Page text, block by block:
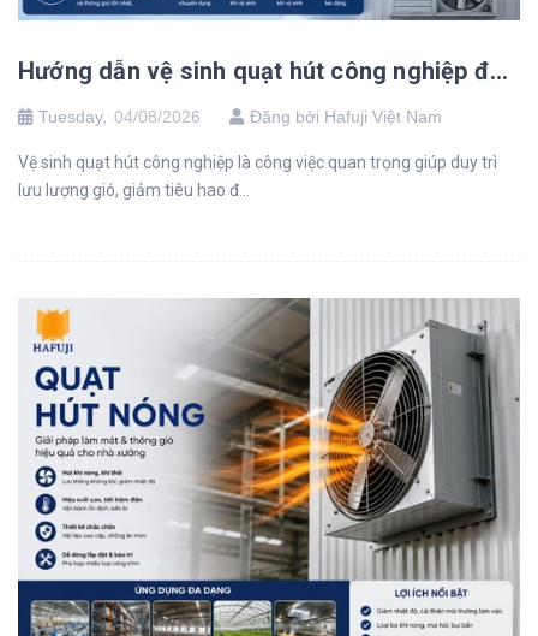
Hướng dẫn vệ sinh quạt hút công nghiệp đúng cách, tăng hiệu suất
Tuesday, 04/08/2026 Đăng bởi Hafuji Việt Nam
Vệ sinh quạt hút công nghiệp là công việc quan trọng giúp duy trì
lưu lượng gió, giảm tiêu hao đ...